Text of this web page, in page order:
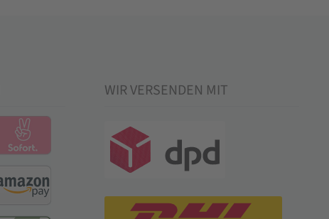
WIR VERSENDEN MIT